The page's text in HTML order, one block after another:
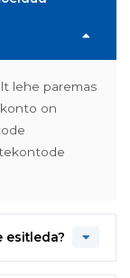
lehe paremas
on
esitleda?